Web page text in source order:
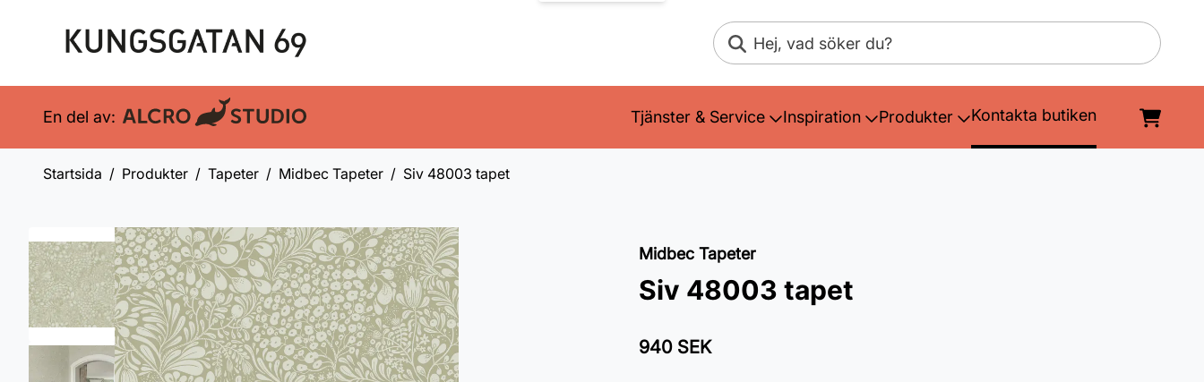
Sök
En del av: Tjänster & Service Inspiration Produkter Kontakta butiken
Startsida Produkter Tapeter Midbec Tapeter Siv 48003 tapet
Midbec Tapeter
Siv 48003 tapet
940 SEK